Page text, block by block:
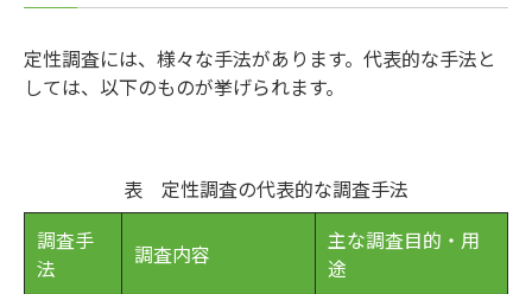
定性調査には、様々な手法があります。代表的な手法と
しては、以下のものが挙げられます。
表 定性調査の代表的な調査手法
調査手
法
調査内容
主な調査目的・用
途